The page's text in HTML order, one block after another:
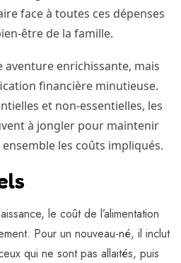
face à toutes ces dépenses
être de la famille.
aventure enrichissante, mais
financière minutieuse.
et non-essentielles, les
à jongler pour maintenir
les coûts impliqués.
le coût de l’alimentation
Pour un nouveau-né, il inclut
qui ne sont pas allaités, puis